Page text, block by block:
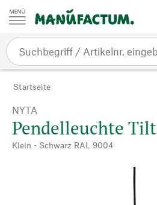
Zum Inhalt springen
Startseite
NYTA
Pendelleuchte Tilt
Klein - Schwarz RAL 9004